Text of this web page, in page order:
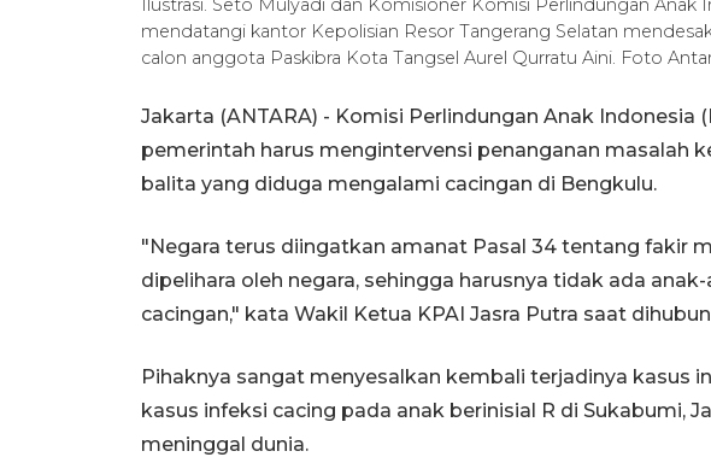
Ilustrasi. Seto Mulyadi dan Komisioner Komisi Perlindungan Anak
mendatangi kantor Kepolisian Resor Tangerang Selatan
calon anggota Paskibra Kota Tangsel Aurel Qurratu Aini. Foto
Jakarta (ANTARA) - Komisi Perlindungan Anak Indonesia
pemerintah harus mengintervensi penanganan masalah
balita yang diduga mengalami cacingan di Bengkulu.
"Negara terus diingatkan amanat Pasal 34 tentang fakir
dipelihara oleh negara, sehingga harusnya tidak ada
cacingan," kata Wakil Ketua KPAI Jasra Putra saat
Pihaknya sangat menyesalkan kembali terjadinya kasus
kasus infeksi cacing pada anak berinisial R di Sukabumi,
meninggal dunia.